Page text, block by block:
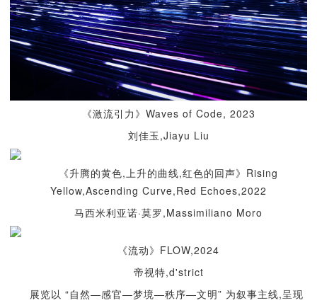
《激流引力》Waves of Code, 2023
刘佳玉,Jiayu Liu
《升腾的黄色,上升的曲线,红色的回声》Rising
Yellow,Ascending Curve,Red Echoes,2022
马西米利亚诺·莫罗,Massimiliano Moro
《流动》FLOW,2024
帝视特,d'strict
展览以 “自然—感官—梦境—秩序—文明” 为叙事主线,呈现